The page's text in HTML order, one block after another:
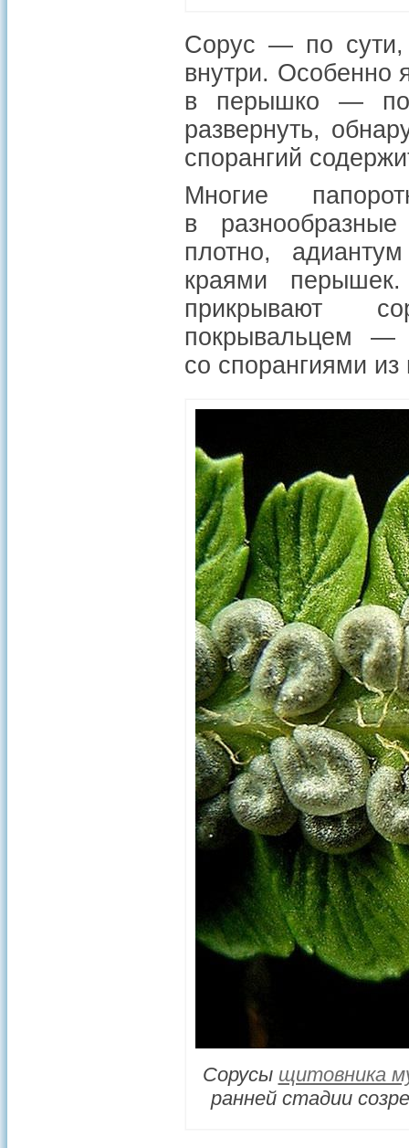
Сорус — по сути,
внутри. Особенно
в перышко —
развернуть,
спорангий
Многие
в
плотно,
краями
прикрывают
покрывальцем
со спорангиями
Сорусы щитовника
ранней стадии